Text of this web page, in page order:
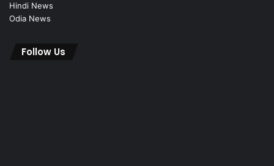
Hindi News
Odia News
Follow Us